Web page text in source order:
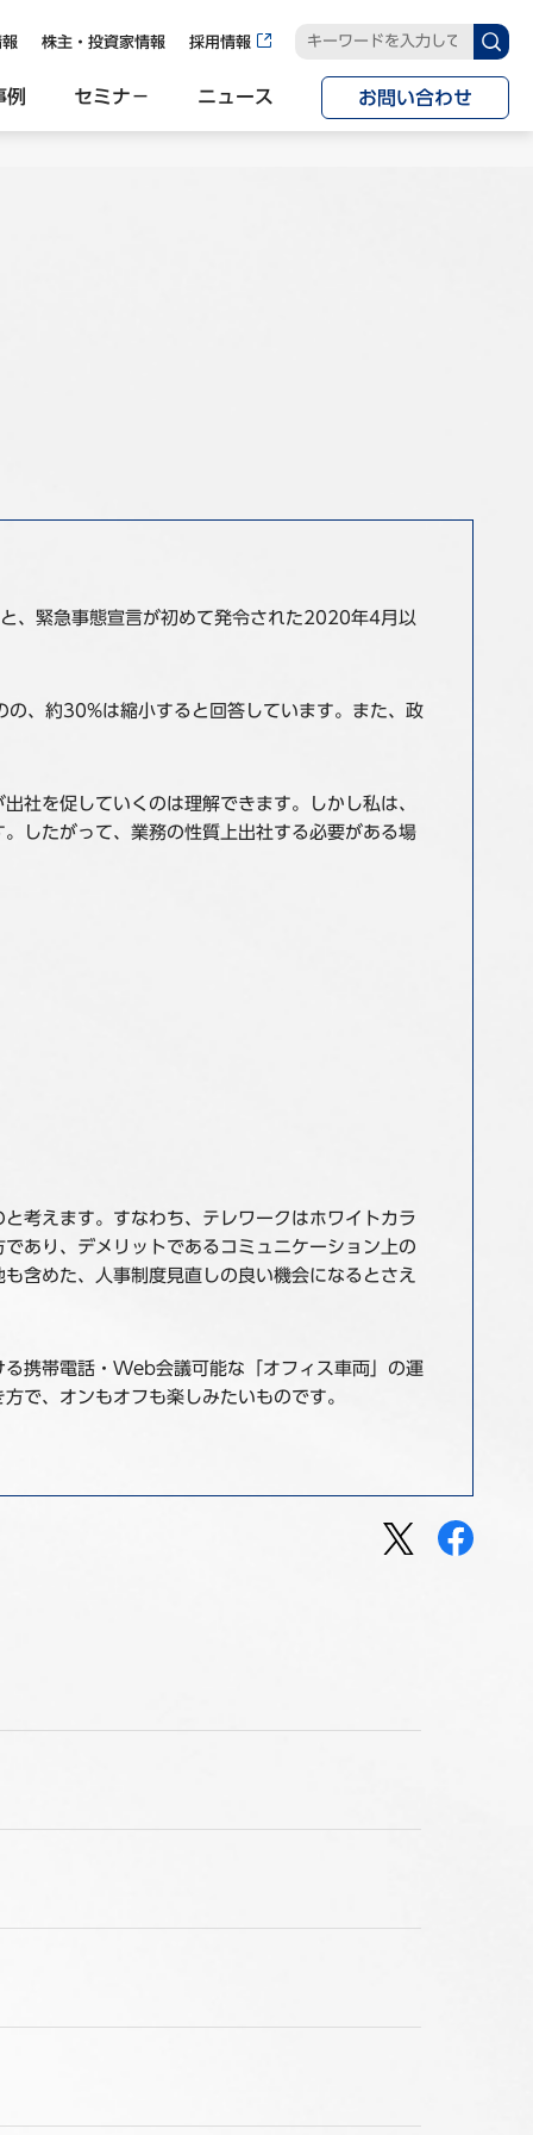
報 株主・投資家情報 採用情報
例 セミナ− ニュース お問い合わせ
、緊急事態宣言が初めて発令された2020年4月以
、約30%は縮小すると回答しています。また、政
社を促していくのは理解できます。しかし私は、
したがって、業務の性質上出社する必要がある場
考えます。すなわち、テレワークはホワイトカラ
あり、デメリットであるコミュニケーション上の
含めた、人事制度見直しの良い機会になるとさえ
携帯電話・Web会議可能な「オフィス車両」の運
で、オンもオフも楽しみたいものです。